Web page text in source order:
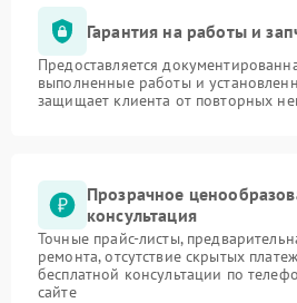
Гарантия на работы и
Предоставляется
выполненные работы и
защищает клиента от повторных
Прозрачное
консультация
Точные прайс-листы,
ремонта, отсутствие скрытых
бесплатной консультации по
сайте